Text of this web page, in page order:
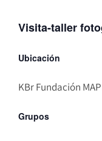
Visita-taller
Ubicación
KBr Fundación
Grupos